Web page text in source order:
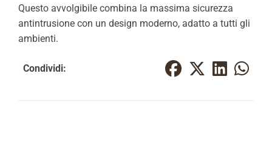
Questo avvolgibile combina la massima sicurezza
antintrusione con un design moderno, adatto a tutti gli
ambienti.
Condividi: